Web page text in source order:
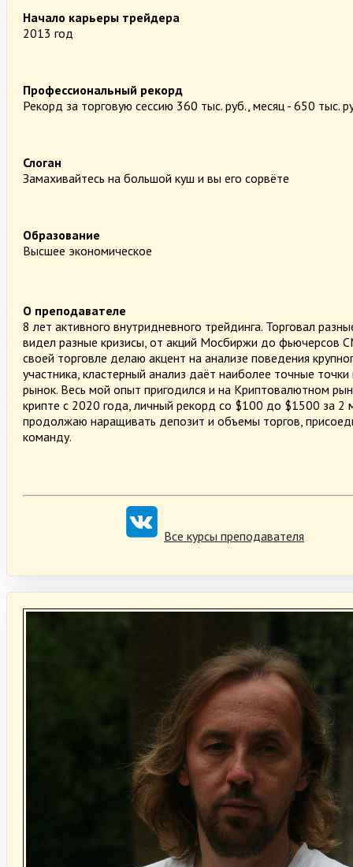
Начало карьеры трейдера
2013 год
Профессиональный рекорд
Рекорд за торговую сессию 360 тыс. руб., месяц - 650 тыс.
Слоган
Замахивайтесь на большой куш и вы его сорвёте
Образование
Высшее экономическое
О преподавателе
8 лет активного внутридневного трейдинга. Торговал
видел разные кризисы, от акций Мосбиржи до фьючерсов
своей торговле делаю акцент на анализе поведения
участника, кластерный анализ даёт наиболее точные
рынок. Весь мой опыт пригодился и на Криптовалютном
крипте с 2020 года, личный рекорд со $100 до $1500 за 2
продолжаю наращивать депозит и объемы торгов,
команду.
Все курсы преподавателя